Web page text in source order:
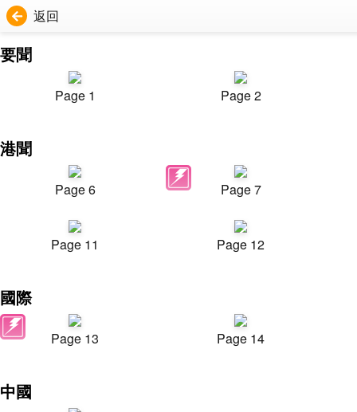
返回
要聞
Page 1 Page 2
港聞
Page 6 Page 7
Page 11 Page 12
國際
Page 13 Page 14
中國